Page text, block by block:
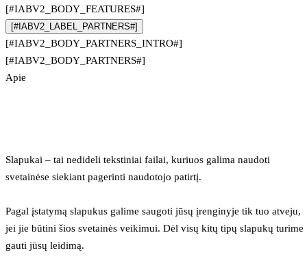
[#IABV2_BODY_FEATURES#]
[#IABV2_LABEL_PARTNERS#]
[#IABV2_BODY_PARTNERS_INTRO#]
[#IABV2_BODY_PARTNERS#]
Apie
Slapukai – tai nedideli tekstiniai failai, kuriuos galima naudoti
svetainėse siekiant pagerinti naudotojo patirtį.
Pagal įstatymą slapukus galime saugoti jūsų įrenginyje tik tuo atveju,
jei jie būtini šios svetainės veikimui. Dėl visų kitų tipų slapukų turime
gauti jūsų leidimą.